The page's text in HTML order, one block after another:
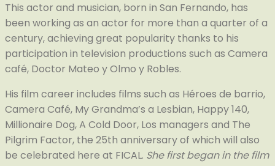
This actor and musician, born in San Fernando, has
been working as an actor for more than a quarter of a
century, achieving great popularity thanks to his
participation in television productions such as Camera
café, Doctor Mateo y Olmo y Robles.
His film career includes films such as Héroes de barrio,
Camera Café, My Grandma’s a Lesbian, Happy 140,
Millionaire Dog, A Cold Door, Los managers and The
Pilgrim Factor, the 25th anniversary of which will also
be celebrated here at FICAL. She first began in the film